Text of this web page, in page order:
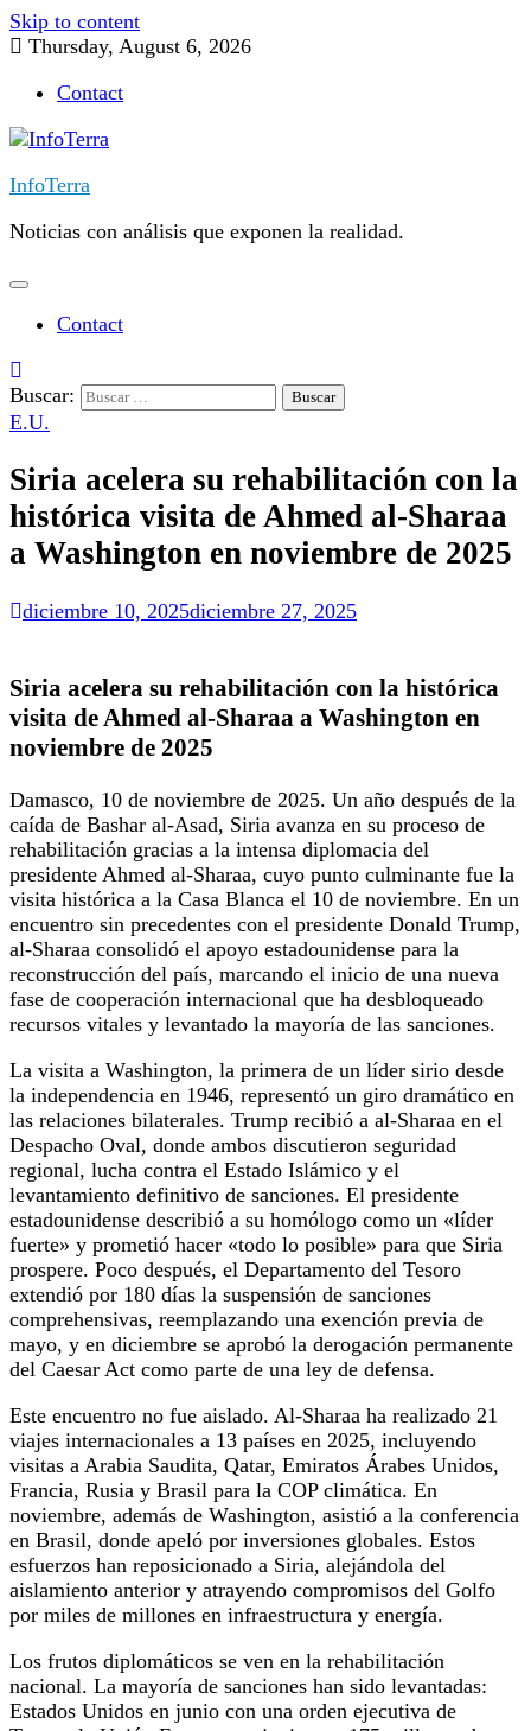
Skip to content
Thursday, August 6, 2026
Contact
InfoTerra
Noticias con análisis que exponen la realidad.
Contact
Buscar:
E.U.
Siria acelera su rehabilitación con la
histórica visita de Ahmed al-Sharaa
a Washington en noviembre de 2025
diciembre 10, 2025diciembre 27, 2025
Siria acelera su rehabilitación con la histórica
visita de Ahmed al-Sharaa a Washington en
noviembre de 2025
Damasco, 10 de noviembre de 2025. Un año después de la
caída de Bashar al-Asad, Siria avanza en su proceso de
rehabilitación gracias a la intensa diplomacia del
presidente Ahmed al-Sharaa, cuyo punto culminante fue la
visita histórica a la Casa Blanca el 10 de noviembre. En un
encuentro sin precedentes con el presidente Donald Trump,
al-Sharaa consolidó el apoyo estadounidense para la
reconstrucción del país, marcando el inicio de una nueva
fase de cooperación internacional que ha desbloqueado
recursos vitales y levantado la mayoría de las sanciones.
La visita a Washington, la primera de un líder sirio desde
la independencia en 1946, representó un giro dramático en
las relaciones bilaterales. Trump recibió a al-Sharaa en el
Despacho Oval, donde ambos discutieron seguridad
regional, lucha contra el Estado Islámico y el
levantamiento definitivo de sanciones. El presidente
estadounidense describió a su homólogo como un «líder
fuerte» y prometió hacer «todo lo posible» para que Siria
prospere. Poco después, el Departamento del Tesoro
extendió por 180 días la suspensión de sanciones
comprehensivas, reemplazando una exención previa de
mayo, y en diciembre se aprobó la derogación permanente
del Caesar Act como parte de una ley de defensa.
Este encuentro no fue aislado. Al-Sharaa ha realizado 21
viajes internacionales a 13 países en 2025, incluyendo
visitas a Arabia Saudita, Qatar, Emiratos Árabes Unidos,
Francia, Rusia y Brasil para la COP climática. En
noviembre, además de Washington, asistió a la conferencia
en Brasil, donde apeló por inversiones globales. Estos
esfuerzos han reposicionado a Siria, alejándola del
aislamiento anterior y atrayendo compromisos del Golfo
por miles de millones en infraestructura y energía.
Los frutos diplomáticos se ven en la rehabilitación
nacional. La mayoría de sanciones han sido levantadas:
Estados Unidos en junio con una orden ejecutiva de